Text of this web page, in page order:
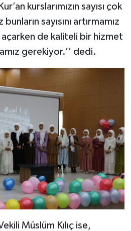
kurslarımızın sayısı çok
sayısını artırmamız
açarken de kaliteli bir hizmet
gerekiyor.’’ dedi.
Müslüm Kılıç ise,